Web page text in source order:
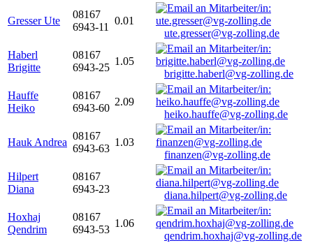
Gresser Ute
08167
6943-11
0.01
ute.gresser@vg-zolling.de
Haberl
Brigitte
08167
6943-25
1.05
brigitte.haberl@vg-zolling.de
Hauffe
Heiko
08167
6943-60
2.09
heiko.hauffe@vg-zolling.de
Hauk Andrea
08167
6943-63
1.03
finanzen@vg-zolling.de
Hilpert
Diana
08167
6943-23
diana.hilpert@vg-zolling.de
Hoxhaj
Qendrim
08167
6943-53
1.06
qendrim.hoxhaj@vg-zolling.de